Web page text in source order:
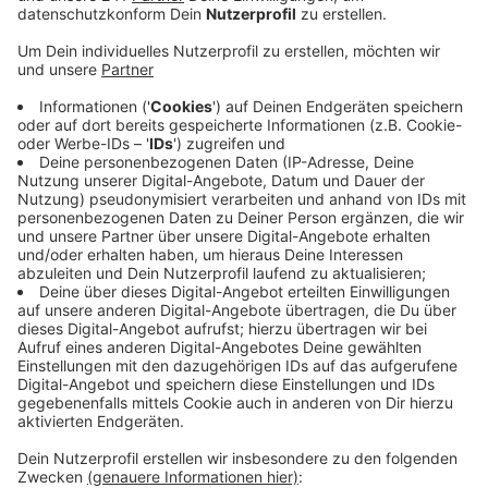
Veröffentlicht:Mittwoch, 31.08.2022 11:54
Anzeige
So können Kinder zum Beispiel Solar-Mobile bauen, es
gibt eine Graffiti-Aktion und einen Mobilitätsparcour, in
dem man unter anderem E-Bikes und Lastenräder
ausprobieren kann.
Das Fest findet am 9.9.2022 von 15:30 bis 22 Uhr
statt. Auch zum Festakt können alle kommen, hierfür
muss man sich aber anmelden unter info@vhs-
leverkusen. Es gibt außerdem eine „Chillout-Zone“ mit
Liegestühlen, Tanzfläche und Musik von „DJ mit Kilt“.
Anzeige